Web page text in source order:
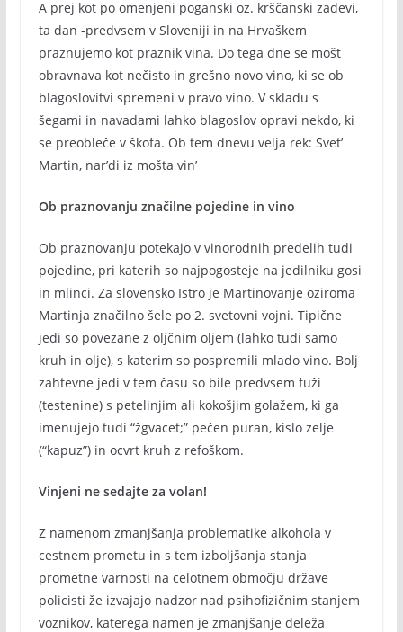
A prej kot po omenjeni poganski oz. krščanski zadevi,
ta dan -predvsem v Sloveniji in na Hrvaškem
praznujemo kot praznik vina. Do tega dne se mošt
obravnava kot nečisto in grešno novo vino, ki se ob
blagoslovitvi spremeni v pravo vino. V skladu s
šegami in navadami lahko blagoslov opravi nekdo, ki
se preobleče v škofa. Ob tem dnevu velja rek: Svet’
Martin, nar’di iz mošta vin’
Ob praznovanju značilne pojedine in vino
Ob praznovanju potekajo v vinorodnih predelih tudi
pojedine, pri katerih so najpogosteje na jedilniku gosi
in mlinci. Za slovensko Istro je Martinovanje oziroma
Martinja značilno šele po 2. svetovni vojni. Tipične
jedi so povezane z oljčnim oljem (lahko tudi samo
kruh in olje), s katerim so pospremili mlado vino. Bolj
zahtevne jedi v tem času so bile predvsem fuži
(testenine) s petelinjim ali kokošjim golažem, ki ga
imenujejo tudi “žgvacet;” pečen puran, kislo zelje
(“kapuz”) in ocvrt kruh z refoškom.
Vinjeni ne sedajte za volan!
Z namenom zmanjšanja problematike alkohola v
cestnem prometu in s tem izboljšanja stanja
prometne varnosti na celotnem območju države
policisti že izvajajo nadzor nad psihofizičnim stanjem
voznikov, katerega namen je zmanjšanje deleža